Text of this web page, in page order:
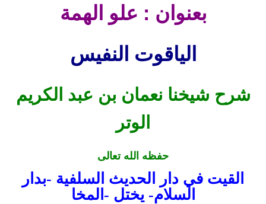
بعنوان : علو الهمة
الياقوت النفيس
شرح شيخنا نعمان بن عبد الكريم
الوتر
حفظه الله تعالى
القيت في دار الحديث السلفية -بدار
السلام- يختل -المخا